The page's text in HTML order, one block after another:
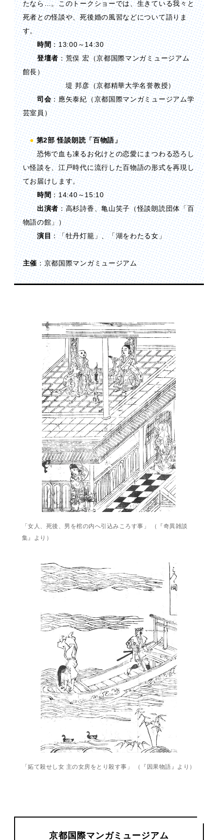
たなら…。このトークショーでは、生きている我々と
死者との怪談や、死後婚の風習などについて語りま
す。
時間：13:00～14:30
登壇者：荒俣 宏（京都国際マンガミュージアム
館長）
堤 邦彦（京都精華大学名誉教授）
司会：應矢泰紀（京都国際マンガミュージアム学
芸室員）
● 第2部 怪談朗読「百物語」
恐怖で血も凍るお化けとの恋愛にまつわる恐ろし
い怪談を、江戸時代に流行した百物語の形式を再現し
てお届けします。
時間 ：14:40～15:10
出演者：高杉詩香、亀山笑子（怪談朗読団体「百
物語の館」）
演目：「牡丹灯籠」、「湖をわたる女」
主催：京都国際マンガミュージアム
「女人、死後、男を棺の内へ引込みころす事」 （『奇異雑談
集』より）
「妬て殺せし女 主の女房をとり殺す事」 （『因果物語』より）
京都国際マンガミュージアム